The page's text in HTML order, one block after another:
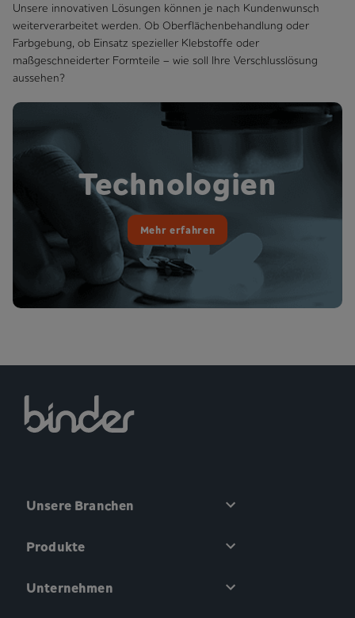
Unsere innovativen Lösungen können je nach Kundenwunsch
weiterverarbeitet werden. Ob Oberflächenbehandlung oder
Farbgebung, ob Einsatz spezieller Klebstoffe oder
maßgeschneiderter Formteile – wie soll Ihre Verschlusslösung
aussehen?
Technologien
Mehr erfahren
Unsere Branchen
Produkte
Unternehmen